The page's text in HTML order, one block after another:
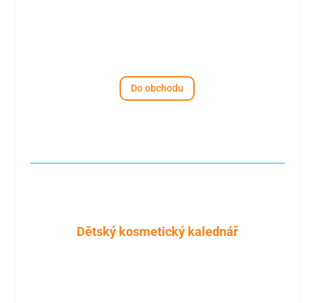
Do obchodu
Dětský kosmetický kalednář